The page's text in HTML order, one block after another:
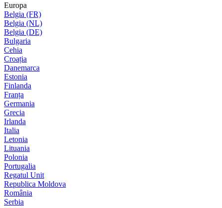
Europa
Belgia (FR)
Belgia (NL)
Belgia (DE)
Bulgaria
Cehia
Croația
Danemarca
Estonia
Finlanda
Franța
Germania
Grecia
Irlanda
Italia
Letonia
Lituania
Polonia
Portugalia
Regatul Unit
Republica Moldova
România
Serbia